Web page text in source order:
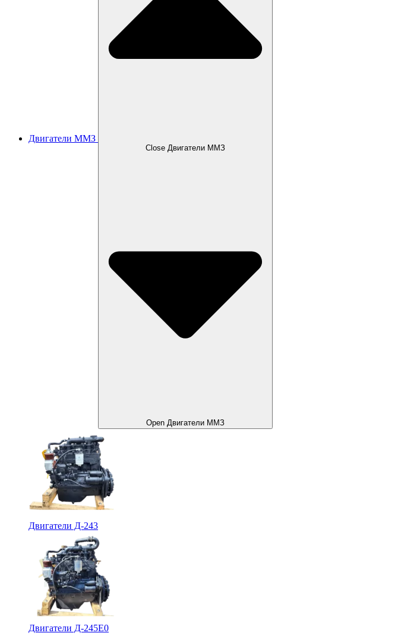
Двигатели ММЗ
Close Двигатели ММЗ
Open Двигатели ММЗ
Двигатели Д-243
Двигатели Д-245Е0